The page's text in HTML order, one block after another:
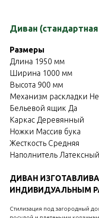
Диван
Размеры
Длина 1950 мм
Ширина 1000 мм
Высота 900 мм
Механизм раскладки
Бельевой ящик Да
Каркас Деревянный
Ножки Массив бука
Жесткость Средняя
Наполнитель
ДИВАН
ИНДИВИДУАЛЬНЫМ
Стилизация под загородный